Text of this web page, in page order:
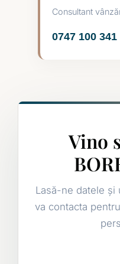
Consultant
0747 100 341
Vino
Lasă-ne datele și
va contacta